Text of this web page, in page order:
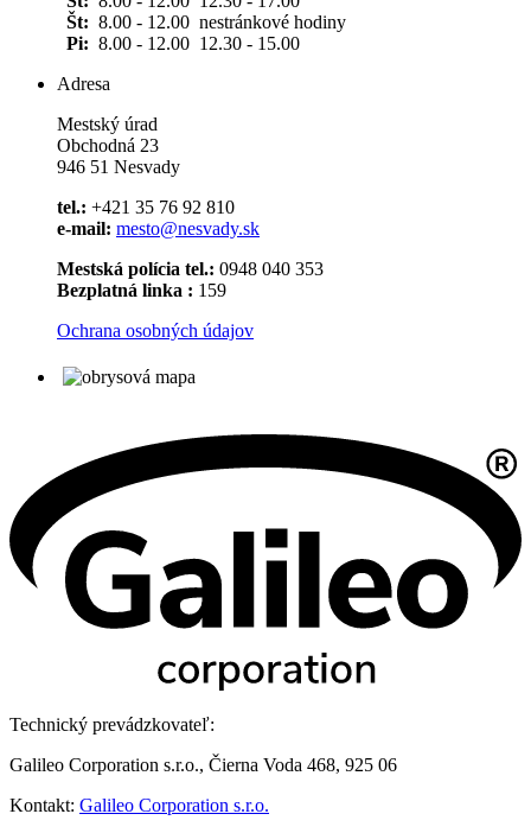
Št: 8.00 - 12.00 nestránkové hodiny
Pi: 8.00 - 12.00 12.30 - 15.00
Adresa
Mestský úrad
Obchodná 23
946 51 Nesvady
tel.: +421 35 76 92 810
e-mail: mesto@nesvady.sk
Mestská polícia tel.: 0948 040 353
Bezplatná linka : 159
Ochrana osobných údajov
Technický prevádzkovateľ:
Galileo Corporation s.r.o., Čierna Voda 468, 925 06
Kontakt: Galileo Corporation s.r.o.